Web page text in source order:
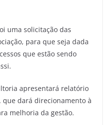
uma solicitação das
para que seja dada
que estão sendo
apresentará relatório
dará direcionamento à
melhoria da gestão.